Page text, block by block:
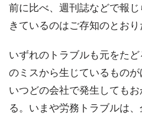
前に比べ、週刊誌などで報
きているのはご存知のとおり
いずれのトラブルも元をた
のミスから生じているもの
いつどの会社で発生しても
る。いまや労務トラブルは